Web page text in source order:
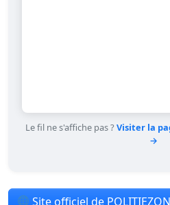
Le fil ne s'affiche pas ? Visiter la
→
Site officiel de